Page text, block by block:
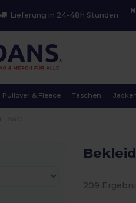
Lieferung in 24-48h Stunden
Pullover & Fleece Taschen
209